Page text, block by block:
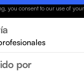
you consent to our use of your
por